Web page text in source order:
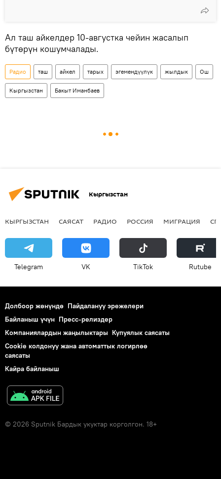
Ал таш айкелдер 10-августка чейин жасалып
бүтөрүн кошумчалады.
Радио таш айкел тарых эгемендүүлүк жылдык Ош
Кыргызстан Бакыт Иманбаев
Кыргызстан
КЫРГЫЗСТАН САЯСАТ РАДИО РОССИЯ МИГРАЦИЯ
Telegram VK ТikТоk Rutube
Долбоор жөнүндө Пайдалануу эрежелери
Байланыш үчүн Пресс-релиздер
Компаниялардын жаңылыктары Купуялык саясаты
Cookie колдонуу жана автоматтык логирлөө
саясаты
Кайра байланыш
© 2026 Sputnik Бардык укуктар корголгон. 18+